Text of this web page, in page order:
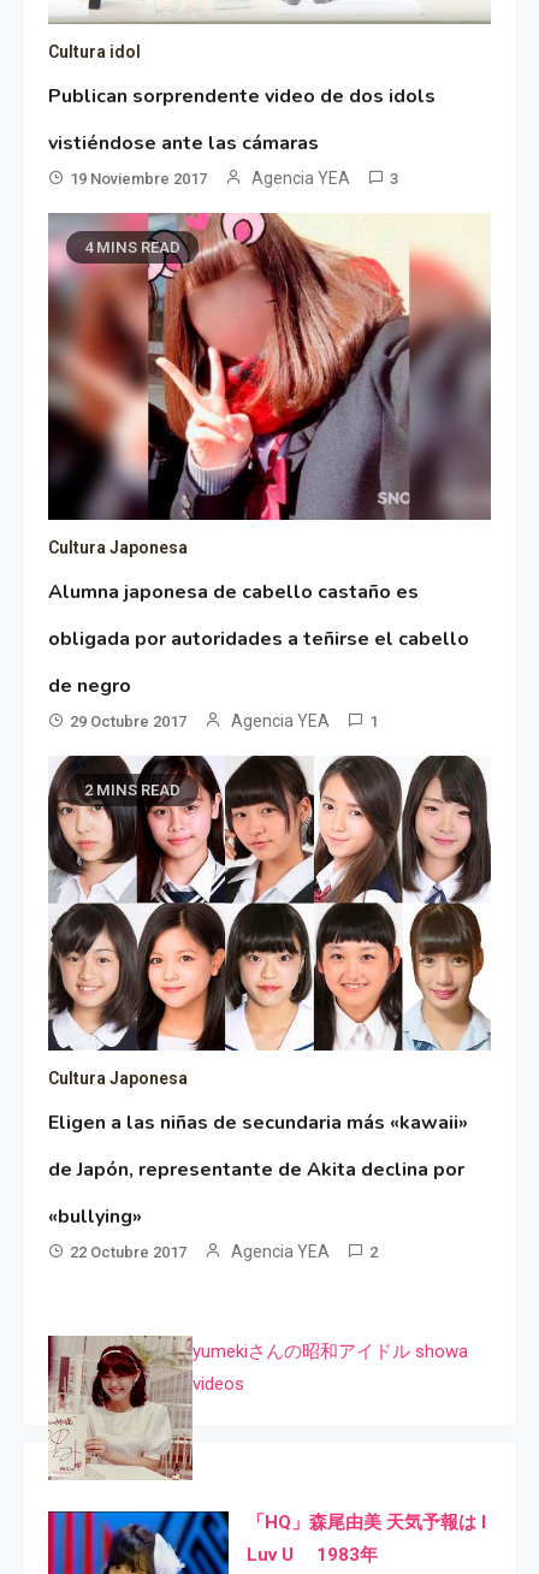
Cultura idol
Publican sorprendente video de dos idols
vistiéndose ante las cámaras
19 Noviembre 2017 Agencia YEA 3
4 MINS READ
Cultura Japonesa
Alumna japonesa de cabello castaño es
obligada por autoridades a teñirse el cabello
de negro
29 Octubre 2017 Agencia YEA 1
2 MINS READ
Cultura Japonesa
Eligen a las niñas de secundaria más «kawaii»
de Japón, representante de Akita declina por
«bullying»
22 Octubre 2017 Agencia YEA 2
yumekiさんの昭和アイドル showa
videos
「HQ」森尾由美 天気予報は I
Luv U 1983年